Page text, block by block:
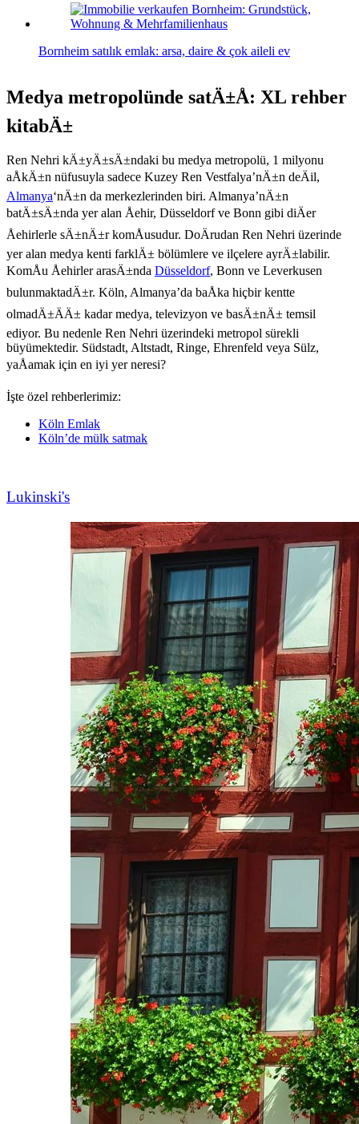
Bornheim satılık emlak: arsa, daire & çok aileli ev
Medya metropolünde satÄ±Å: XL rehber
kitabÄ±
Ren Nehri kÄ±yÄ±sÄ±ndaki bu medya metropolü, 1 milyonu
aÅkÄ±n nüfusuyla sadece Kuzey Ren Vestfalya’nÄ±n deÄil,
Almanya‘nÄ±n da merkezlerinden biri. Almanya’nÄ±n
batÄ±sÄ±nda yer alan Åehir, Düsseldorf ve Bonn gibi diÄer
Åehirlerle sÄ±nÄ±r komÅusudur. DoÄrudan Ren Nehri üzerinde
yer alan medya kenti farklÄ± bölümlere ve ilçelere ayrÄ±labilir.
KomÅu Åehirler arasÄ±nda Düsseldorf, Bonn ve Leverkusen
bulunmaktadÄ±r. Köln, Almanya’da baÅka hiçbir kentte
olmadÄ±ÄÄ± kadar medya, televizyon ve basÄ±nÄ± temsil
ediyor. Bu nedenle Ren Nehri üzerindeki metropol sürekli
büyümektedir. Südstadt, Altstadt, Ringe, Ehrenfeld veya Sülz,
yaÅamak için en iyi yer neresi?
İşte özel rehberlerimiz:
Köln Emlak
Köln’de mülk satmak
Lukinski's